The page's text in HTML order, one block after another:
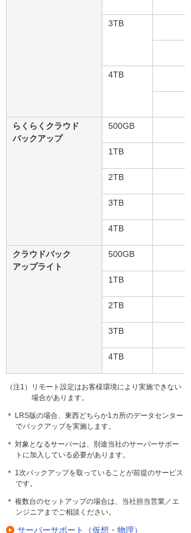
3TB
4TB
らくらくクラウド
バックアップ
500GB
1TB
2TB
3TB
4TB
クラウドバック
アップライト
500GB
1TB
2TB
3TB
4TB
（注1）リモート設定はお客様環境により実施できない
場合があります。
＊ LRS版の場合、東西どちらか1カ所のデータセンター
でバックアップを実施します。
＊ 対象となるサーバーは、別途当社のサーバーサポー
トに加入している必要があります。
＊ 1次バックアップを取っていることが前提のサービス
です。
＊ 複数台のセットアップの場合は、当社担当営業／エ
ンジニアまでご相談ください。
サーバーサポート（仮想・物理）